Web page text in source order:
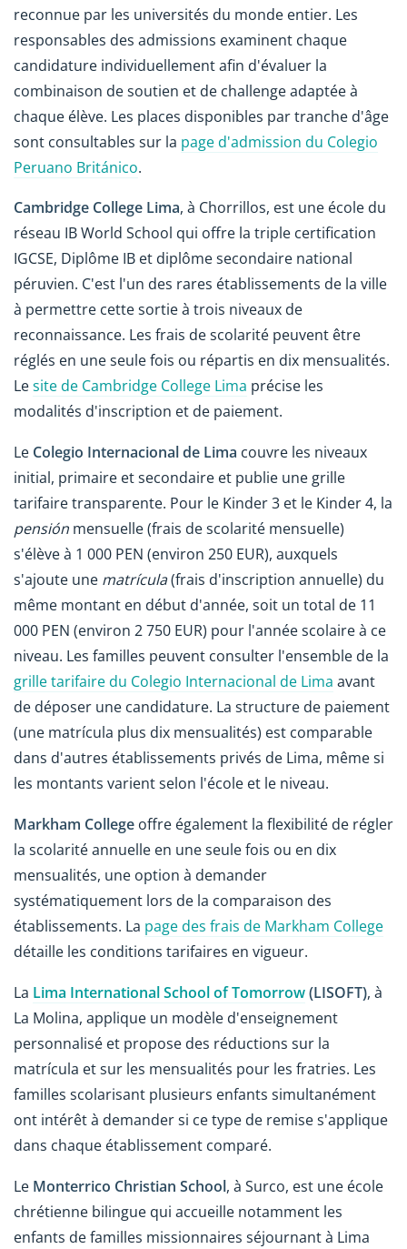
reconnue par les universités du monde entier. Les
responsables des admissions examinent chaque
candidature individuellement afin d'évaluer la
combinaison de soutien et de challenge adaptée à
chaque élève. Les places disponibles par tranche d'âge
sont consultables sur la page d'admission du Colegio
Peruano Británico.
Cambridge College Lima, à Chorrillos, est une école du
réseau IB World School qui offre la triple certification
IGCSE, Diplôme IB et diplôme secondaire national
péruvien. C'est l'un des rares établissements de la ville
à permettre cette sortie à trois niveaux de
reconnaissance. Les frais de scolarité peuvent être
réglés en une seule fois ou répartis en dix mensualités.
Lesite de Cambridge College Lima précise les
modalités d'inscription et de paiement.
Le Colegio Internacional de Lima couvre les niveaux
initial, primaire et secondaire et publie une grille
tarifaire transparente. Pour le Kinder 3 et le Kinder 4, la
pensión mensuelle (frais de scolarité mensuelle)
s'élève à 1 000 PEN (environ 250 EUR), auxquels
s'ajoute une matrícula(frais d'inscription annuelle) du
même montant en début d'année, soit un total de 11
000 PEN (environ 2 750 EUR) pour l'année scolaire à ce
niveau. Les familles peuvent consulter l'ensemble de la
grille tarifaire du Colegio Internacional de Lima avant
de déposer une candidature. La structure de paiement
(une matrícula plus dix mensualités) est comparable
dans d'autres établissements privés de Lima, même si
les montants varient selon l'école et le niveau.
Markham College offre également la flexibilité de régler
la scolarité annuelle en une seule fois ou en dix
mensualités, une option à demander
systématiquement lors de la comparaison des
établissements. La page des frais de Markham College
détaille les conditions tarifaires en vigueur.
La Lima International School of Tomorrow(LISOFT), à
La Molina, applique un modèle d'enseignement
personnalisé et propose des réductions sur la
matrícula et sur les mensualités pour les fratries. Les
familles scolarisant plusieurs enfants simultanément
ont intérêt à demander si ce type de remise s'applique
dans chaque établissement comparé.
Le Monterrico Christian School, à Surco, est une école
chrétienne bilingue qui accueille notamment les
enfants de familles missionnaires séjournant à Lima